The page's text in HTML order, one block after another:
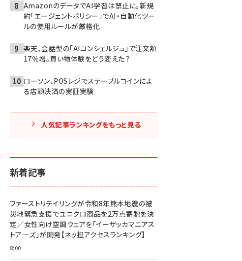
AmazonのデータでAI学習は禁止に。新規
約「エージェントポリシー」でAI・自動化ツー
ルの使用ルールが厳格化
楽天、会話型の「AIコンシェルジュ」で注文額
17％増。買い物体験をどう変えた？
ローソン、POSレジでステーブルコインによ
る店頭決済の実証実験
人気記事ランキングをもっと見る
新着記事
ファーストリテイリングが令和8年熊本地震の被
災地緊急支援でユニクロ商品を2万点寄贈を決
定／女性向け空調ウェアを「イーザッカマニアス
トア―ズ」が開発【ネッ担アクセスランキング】
8:00